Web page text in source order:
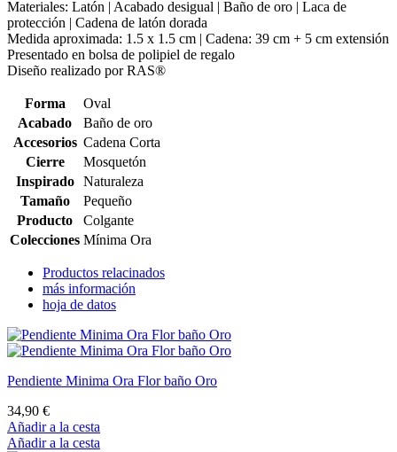
Materiales: Latón | Acabado desigual | Baño de oro | Laca de
protección | Cadena de latón dorada
Medida aproximada: 1.5 x 1.5 cm | Cadena: 39 cm + 5 cm extensión
Presentado en bolsa de polipiel de regalo
Diseño realizado por RAS®
Forma
Oval
Acabado
Baño de oro
Accesorios Cadena Corta
Cierre
Mosquetón
Inspirado
Naturaleza
Tamaño
Pequeño
Producto
Colgante
Colecciones Mínima Ora
Productos relacinados
más información
hoja de datos
Pendiente Minima Ora Flor baño Oro
34,90 €
Añadir a la cesta
Añadir a la cesta